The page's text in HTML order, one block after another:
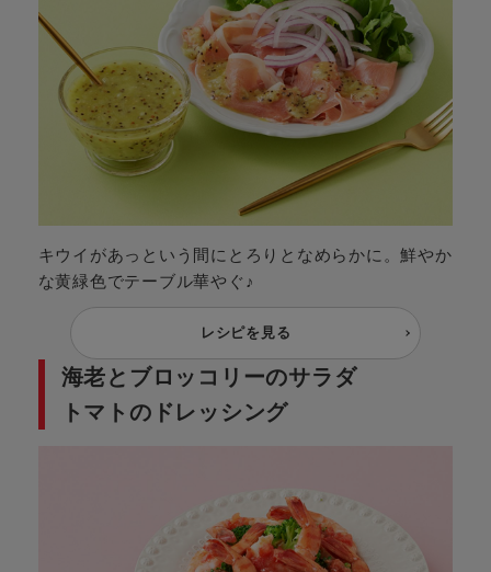
キウイがあっという間にとろりとなめらかに。鮮やか
な黄緑色でテーブル華やぐ♪
レシピを見る
海老とブロッコリーのサラダ
トマトのドレッシング